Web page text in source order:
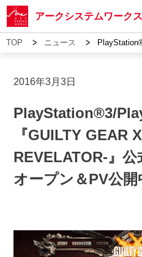
アークシステムワークス
TOP > ニュース >
2016年3月3日
PlayStation®3/
『GUILTY GEAR
REVELATOR-』
オープン＆PV公開